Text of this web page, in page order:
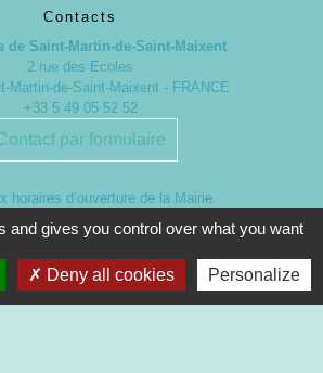
Contacts
de Saint-Martin-de-Saint-Maixent
2 rue des Ecoles
Martin-de-Saint-Maixent - FRANCE
+33 5 49 05 52 52
par formulaire
horaires d’ouverture de la Mairie.
du 19 septembre 2022
Lundi de 13h à 17h
Mardi de 13h à 18h
de 9h à 12h et de 13h à 16h30
and gives you control over what you want
Deny all cookies Personalize